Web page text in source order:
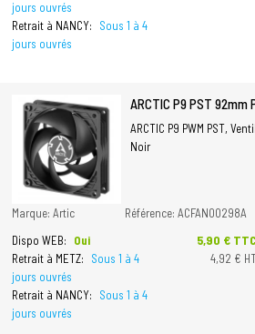
jours ouvrés
Retrait à NANCY:
Sous 1 à 4
jours ouvrés
ARCTIC P9 PST 92mm
ARCTIC P9 PWM PST,
Noir
Marque: Artic Référence: ACFAN00298A
Dispo WEB:
Oui
Retrait à METZ:
Sous 1 à 4
jours ouvrés
Retrait à NANCY:
Sous 1 à 4
jours ouvrés
Prix
5,90 € TTC
4,92 €